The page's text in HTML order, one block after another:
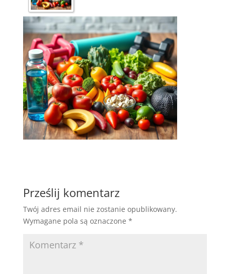
Prześlij komentarz
Twój adres email nie zostanie opublikowany.
Wymagane pola są oznaczone *